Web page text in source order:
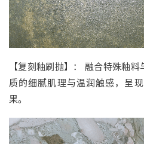
【复刻釉刷抛】： 融合特殊釉
质的细腻肌理与温润触感，呈
果。